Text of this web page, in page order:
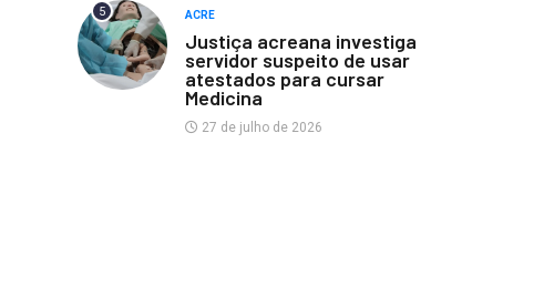
5 ACRE
Justiça acreana investiga
servidor suspeito de usar
atestados para cursar
Medicina
27 de julho de 2026